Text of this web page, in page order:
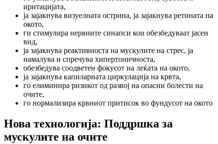
иритацијата,
ја зајакнува визуелната острина, ја зајакнува ретината на
окото,
ги стимулира нервните синапси кои обезбедуваат јасен
вид,
ја зајакнува реактивноста на мускулите на стрес, ја
намалува и спречува хипертоничноста,
обезбедува соодветен фокусот на леќата на окото,
ја зајакнува капиларната циркулација на крвта,
го елиминира ризикот од развој на опасни болести на
очите,
го нормализира крвниот притисок во фундусот на окото
Нова технологија: Поддршка за
мускулите на очите